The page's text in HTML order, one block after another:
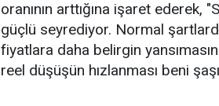
oranının arttığına işaret ederek,
güçlü seyrediyor. Normal
fiyatlara daha belirgin
reel düşüşün hızlanması beni